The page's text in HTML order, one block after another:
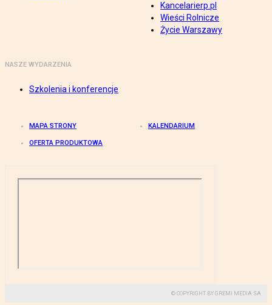
Kancelarierp.pl
Wieści Rolnicze
Życie Warszawy
NASZE WYDARZENIA
Szkolenia i konferencje
MAPA STRONY KALENDARIUM
OFERTA PRODUKTOWA
© COPYRIGHT BY GREMI MEDIA SA